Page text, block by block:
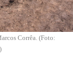
Corrêa. (Foto: